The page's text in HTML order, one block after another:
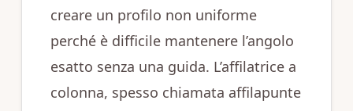
creare un profilo non uniforme
perché è difficile mantenere l’angolo
esatto senza una guida. L’affilatrice a
colonna, spesso chiamata affilapunte